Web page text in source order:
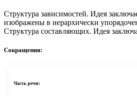
Структура зависимостей. Идея
изображены в иерархически
Структура составляющих. Идея
Сокращения:
Часть речи: